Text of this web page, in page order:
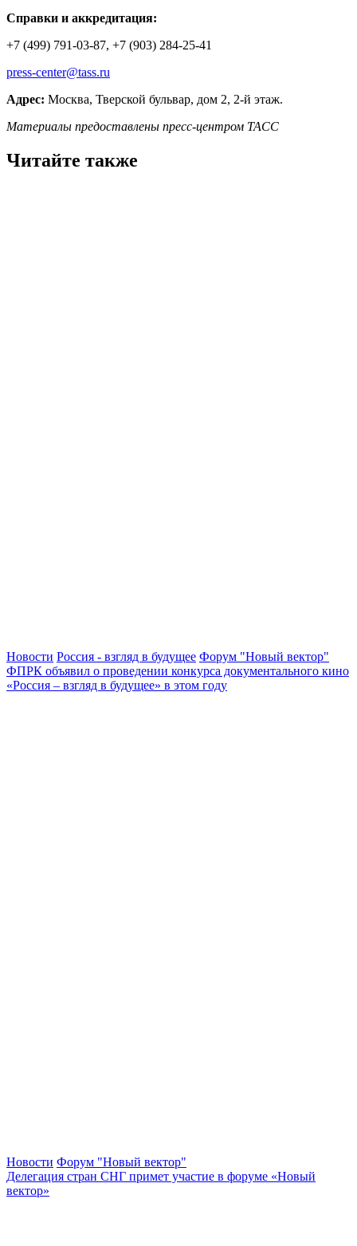
Справки и аккредитация:
+7 (499) 791-03-87, +7 (903) 284-25-41
press-center@tass.ru
Адрес: Москва, Тверской бульвар, дом 2, 2-й этаж.
Материалы предоставлены пресс-центром ТАСС
Читайте также
Новости Россия - взгляд в будущее Форум "Новый вектор"
ФПРК объявил о проведении конкурса документального кино
«Россия – взгляд в будущее» в этом году
Новости Форум "Новый вектор"
Делегация стран СНГ примет участие в форуме «Новый
вектор»